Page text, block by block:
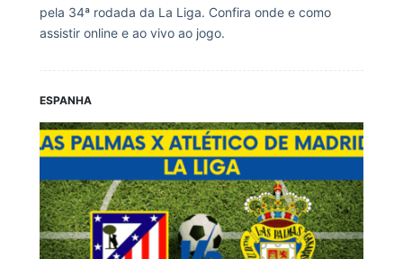
pela 34ª rodada da La Liga. Confira onde e como
assistir online e ao vivo ao jogo.
ESPANHA